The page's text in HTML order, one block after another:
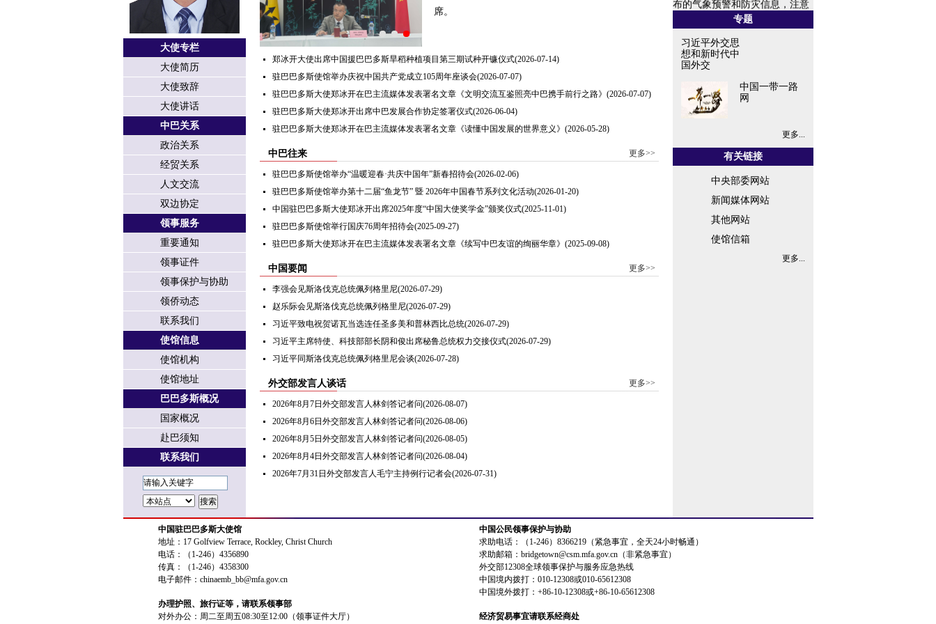
大使专栏
大使简历
大使致辞
大使讲话
中巴关系
政治关系
经贸关系
人文交流
双边协定
领事服务
重要通知
领事证件
领事保护与协助
领侨动态
联系我们
使馆信息
使馆机构
使馆地址
巴巴多斯概况
国家概况
赴巴须知
联系我们
席。
郑冰开大使出席中国援巴巴多斯旱稻种植项目第三期试种开镰仪式(2026-07-14)
驻巴巴多斯使馆举办庆祝中国共产党成立105周年座谈会(2026-07-07)
驻巴巴多斯大使郑冰开在巴主流媒体发表署名文章《文明交流互鉴照亮中巴携手前行之路》 (2026-07-07)
驻巴巴多斯大使郑冰开出席中巴发展合作协定签署仪式(2026-06-04)
驻巴巴多斯大使郑冰开在巴主流媒体发表署名文章《读懂中国发展的世界意义》 (2026-05-28)
中巴往来 更多>>
驻巴巴多斯使馆举办“温暖迎春·共庆中国年”新春招待会(2026-02-06)
驻巴巴多斯使馆举办第十二届“鱼龙节” 暨 2026年中国春节系列文化活动(2026-01-20)
中国驻巴巴多斯大使郑冰开出席2025年度“中国大使奖学金”颁奖仪式(2025-11-01)
驻巴巴多斯使馆举行国庆76周年招待会(2025-09-27)
驻巴巴多斯大使郑冰开在巴主流媒体发表署名文章《续写中巴友谊的绚丽华章》 (2025-09-08)
中国要闻 更多>>
李强会见斯洛伐克总统佩列格里尼(2026-07-29)
赵乐际会见斯洛伐克总统佩列格里尼(2026-07-29)
习近平致电祝贺诺瓦当选连任圣多美和普林西比总统(2026-07-29)
习近平主席特使、科技部部长阴和俊出席秘鲁总统权力交接仪式(2026-07-29)
习近平同斯洛伐克总统佩列格里尼会谈(2026-07-28)
外交部发言人谈话 更多>>
2026年8月7日外交部发言人林剑答记者问(2026-08-07)
2026年8月6日外交部发言人林剑答记者问(2026-08-06)
2026年8月5日外交部发言人林剑答记者问(2026-08-05)
2026年8月4日外交部发言人林剑答记者问(2026-08-04)
2026年7月31日外交部发言人毛宁主持例行记者会(2026-07-31)
防范恶劣天气，做好应急避险，
专题
习近平外交思
想和新时代中
国外交
中国一带一路
网
更多...
有关链接
中央部委网站
新闻媒体网站
其他网站
使馆信箱
更多...
中国驻巴巴多斯大使馆
地址：17 Golfview Terrace, Rockley, Christ Church
电话：（1-246）4356890
传真：（1-246）4358300
电子邮件：chinaemb_bb@mfa.gov.cn
办理护照、旅行证等，请联系领事部
对外办公：周二至周五08:30至12:00（领事证件大厅）
中国公民领事保护与协助
求助电话：（1-246）8366219（紧急事宜，全天24小时畅通）
求助邮箱：bridgetown@csm.mfa.gov.cn（非紧急事宜）
外交部12308全球领事保护与服务应急热线
中国境内拨打：010-12308或010-65612308
中国境外拨打：+86-10-12308或+86-10-65612308
经济贸易事宜请联系经商处